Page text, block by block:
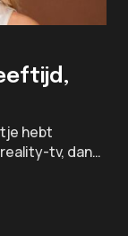
hebt
tv, dan…